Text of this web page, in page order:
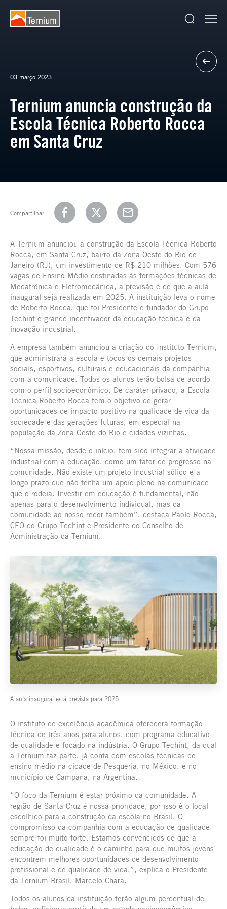
03 março 2023
Ternium anuncia construção da
Escola Técnica Roberto Rocca
em Santa Cruz
Compartilhar
A Ternium anunciou a construção da Escola Técnica Roberto
Rocca, em Santa Cruz, bairro da Zona Oeste do Rio de
Janeiro (RJ), um investimento de R$ 210 milhões. Com 576
vagas de Ensino Médio destinadas às formações técnicas de
Mecatrônica e Eletromecânica, a previsão é de que a aula
inaugural seja realizada em 2025. A instituição leva o nome
de Roberto Rocca, que foi Presidente e fundador do Grupo
Techint e grande incentivador da educação técnica e da
inovação industrial.
A empresa também anunciou a criação do Instituto Ternium,
que administrará a escola e todos os demais projetos
sociais, esportivos, culturais e educacionais da companhia
com a comunidade. Todos os alunos terão bolsa de acordo
com o perfil socioeconômico. De caráter privado, a Escola
Técnica Roberto Rocca tem o objetivo de gerar
oportunidades de impacto positivo na qualidade de vida da
sociedade e das gerações futuras, em especial na
população da Zona Oeste do Rio e cidades vizinhas.
“Nossa missão, desde o início, tem sido integrar a atividade
industrial com a educação, como um fator de progresso na
comunidade. Não existe um projeto industrial sólido e a
longo prazo que não tenha um apoio pleno na comunidade
que o rodeia. Investir em educação é fundamental, não
apenas para o desenvolvimento individual, mas da
comunidade ao nosso redor também”, destaca Paolo Rocca,
CEO do Grupo Techint e Presidente do Conselho de
Administração da Ternium.
A aula inaugural está prevista para 2025
O instituto de excelência acadêmica oferecerá formação
técnica de três anos para alunos, com programa educativo
de qualidade e focado na indústria. O Grupo Techint, da qual
a Ternium faz parte, já conta com escolas técnicas de
ensino médio na cidade de Pesqueria, no México, e no
município de Campana, na Argentina.
“O foco da Ternium é estar próximo da comunidade. A
região de Santa Cruz é nossa prioridade, por isso é o local
escolhido para a construção da escola no Brasil. O
compromisso da companhia com a educação de qualidade
sempre foi muito forte. Estamos convencidos de que a
educação de qualidade é o caminho para que muitos jovens
encontrem melhores oportunidades de desenvolvimento
profissional e de qualidade de vida.”, explica o Presidente
da Ternium Brasil, Marcelo Chara.
Todos os alunos da instituição terão algum percentual de